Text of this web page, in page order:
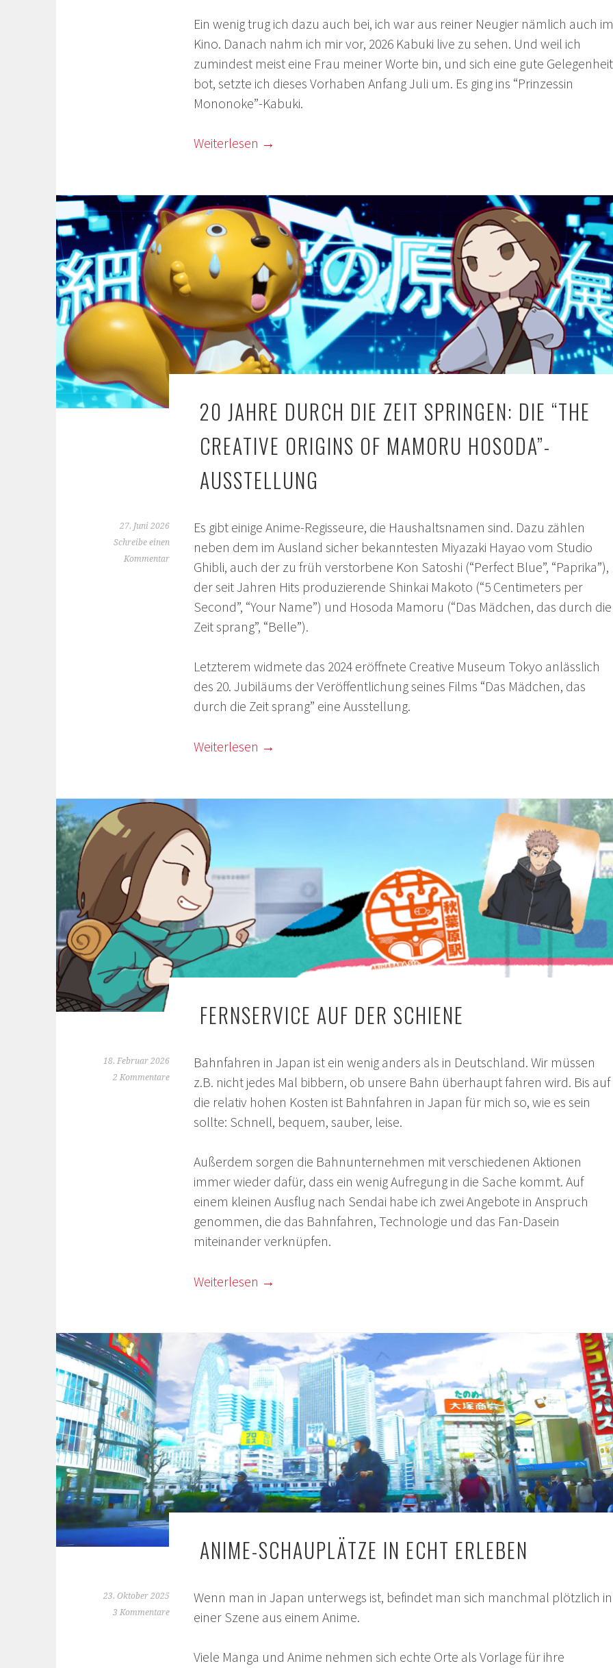
Ein wenig trug ich dazu auch bei, ich war aus reiner Neugier nämlich auch im
Kino. Danach nahm ich mir vor, 2026 Kabuki live zu sehen. Und weil ich
zumindest meist eine Frau meiner Worte bin, und sich eine gute Gelegenheit
bot, setzte ich dieses Vorhaben Anfang Juli um. Es ging ins “Prinzessin
Mononoke”-Kabuki.
Weiterlesen →
20 JAHRE DURCH DIE ZEIT SPRINGEN: DIE “THE
CREATIVE ORIGINS OF MAMORU HOSODA”-
AUSSTELLUNG
27. Juni 2026
Schreibe einen
Kommentar
Es gibt einige Anime-Regisseure, die Haushaltsnamen sind. Dazu zählen
neben dem im Ausland sicher bekanntesten Miyazaki Hayao vom Studio
Ghibli, auch der zu früh verstorbene Kon Satoshi (“Perfect Blue”, “Paprika”),
der seit Jahren Hits produzierende Shinkai Makoto (“5 Centimeters per
Second”, “Your Name”) und Hosoda Mamoru (“Das Mädchen, das durch die
Zeit sprang”, “Belle”).
Letzterem widmete das 2024 eröffnete Creative Museum Tokyo anlässlich
des 20. Jubiläums der Veröffentlichung seines Films “Das Mädchen, das
durch die Zeit sprang” eine Ausstellung.
Weiterlesen →
FERNSERVICE AUF DER SCHIENE
18. Februar 2026
2 Kommentare
Bahnfahren in Japan ist ein wenig anders als in Deutschland. Wir müssen
z.B. nicht jedes Mal bibbern, ob unsere Bahn überhaupt fahren wird. Bis auf
die relativ hohen Kosten ist Bahnfahren in Japan für mich so, wie es sein
sollte: Schnell, bequem, sauber, leise.
Außerdem sorgen die Bahnunternehmen mit verschiedenen Aktionen
immer wieder dafür, dass ein wenig Aufregung in die Sache kommt. Auf
einem kleinen Ausflug nach Sendai habe ich zwei Angebote in Anspruch
genommen, die das Bahnfahren, Technologie und das Fan-Dasein
miteinander verknüpfen.
Weiterlesen →
ANIME-SCHAUPLÄTZE IN ECHT ERLEBEN
23. Oktober 2025
3 Kommentare
Wenn man in Japan unterwegs ist, befindet man sich manchmal plötzlich in
einer Szene aus einem Anime.
Viele Manga und Anime nehmen sich echte Orte als Vorlage für ihre